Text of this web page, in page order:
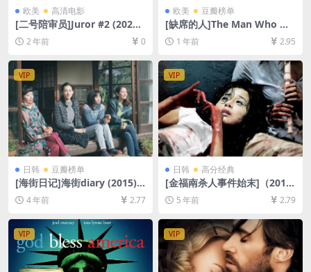
欧美 高清电影
[二号陪审员]Juror #2 (2024)
[百度网盘+夸克网盘1080P超
清未删减资源][网盘在线播放/
2 年前 0
欧美 豆瓣榜单
[缺席的人]The Man Who Wa
sn’t There (2001)[百度网盘
+夸克网盘1080P超清未删减
4/8GB][中文字幕]
1 年前 2.95
VIP
日韩 豆瓣榜单
[海街日记]海街diary (2015)
[百度网盘+迅雷云盘资源1080
P超清未删减][MP4/8.1GB][日
语中字]
4 年前 2.77
VIP
日韩 高分经典
[金福南杀人事件始末]（201
0） [百度网盘+迅雷云盘资源1
080P超清][MP4/7.8GB][韩语
中字]
5 年前 2.79
VIP VIP